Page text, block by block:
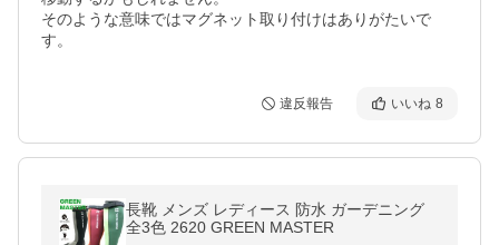
そのような意味ではマグネット取り付けはありがたいで
す。
違反報告 いいね 8
長靴 メンズ レディース 防水 ガーデニング
全3色 2620 GREEN MASTER